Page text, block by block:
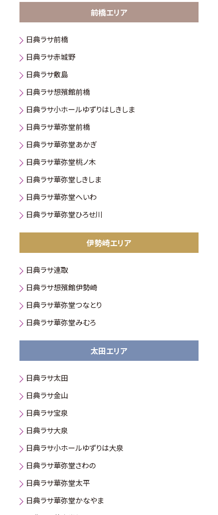
前橋エリア
日典ラサ前橋
日典ラサ赤城野
日典ラサ敷島
日典ラサ想殯館前橋
日典ラサ小ホールゆずりはしきしま
日典ラサ華弥堂前橋
日典ラサ華弥堂あかぎ
日典ラサ華弥堂桃ノ木
日典ラサ華弥堂しきしま
日典ラサ華弥堂へいわ
日典ラサ華弥堂ひろせ川
伊勢崎エリア
日典ラサ連取
日典ラサ想殯館伊勢崎
日典ラサ華弥堂つなとり
日典ラサ華弥堂みむろ
太田エリア
日典ラサ太田
日典ラサ金山
日典ラサ宝泉
日典ラサ大泉
日典ラサ小ホールゆずりは大泉
日典ラサ華弥堂さわの
日典ラサ華弥堂太平
日典ラサ華弥堂かなやま